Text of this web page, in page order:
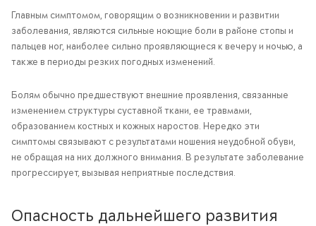
Главным симптомом, говорящим о возникновении и развитии
заболевания, являются сильные ноющие боли в районе стопы и
пальцев ног, наиболее сильно проявляющиеся к вечеру и ночью, а
также в периоды резких погодных изменений.
Болям обычно предшествуют внешние проявления, связанные
изменением структуры суставной ткани, ее травмами,
образованием костных и кожных наростов. Нередко эти
симптомы связывают с результатами ношения неудобной обуви,
не обращая на них должного внимания. В результате заболевание
прогрессирует, вызывая неприятные последствия.
Опасность дальнейшего развития